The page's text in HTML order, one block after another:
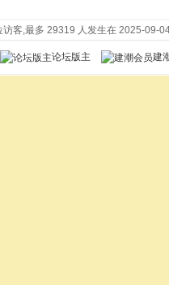
访客,最多 29319 人发生在 2025-09-
论坛版主 建